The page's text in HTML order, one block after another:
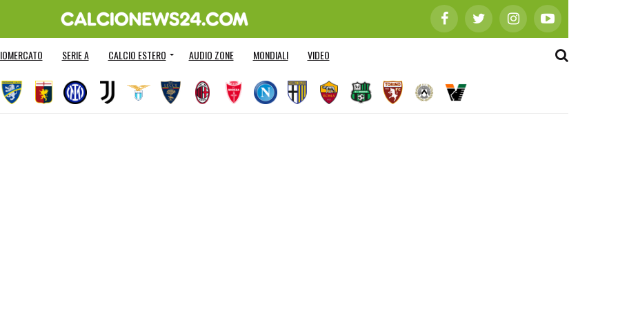
SERIE A CALCIO ESTERO AUDIO ZONE MONDIALI VIDEO